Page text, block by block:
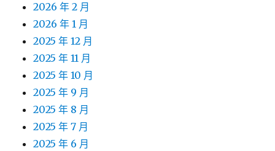
2026 年 2 月
2026 年 1 月
2025 年 12 月
2025 年 11 月
2025 年 10 月
2025 年 9 月
2025 年 8 月
2025 年 7 月
2025 年 6 月